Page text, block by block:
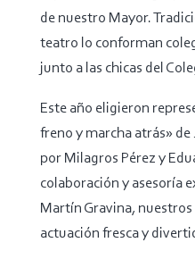
de nuestro Mayor.
teatro lo conforman
junto a las chicas del
Este año eligieron
freno y marcha atrás»
por Milagros Pérez y
colaboración y asesoría
Martín Gravina,
actuación fresca y